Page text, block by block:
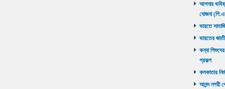
আপনার
যোজনা
ভারতে
ভারতের
কন্যা
প্রকল্প
কলকাতার
আনন্দ নগরী